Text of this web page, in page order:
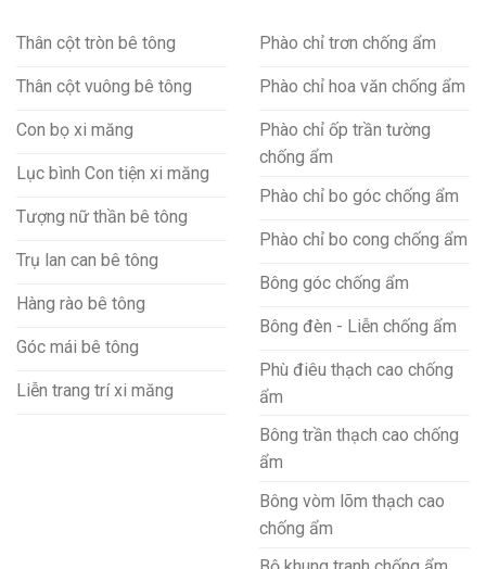
Thân cột tròn bê tông
Thân cột vuông bê tông
Con bọ xi măng
Lục bình Con tiện xi măng
Tượng nữ thần bê tông
Trụ lan can bê tông
Hàng rào bê tông
Góc mái bê tông
Liễn trang trí xi măng
Phào chỉ trơn chống ẩm
Phào chỉ hoa văn chống ẩm
Phào chỉ ốp trần tường
chống ẩm
Phào chỉ bo góc chống ẩm
Phào chỉ bo cong chống ẩm
Bông góc chống ẩm
Bông đèn - Liễn chống ẩm
Phù điêu thạch cao chống
ẩm
Bông trần thạch cao chống
ẩm
Bông vòm lõm thạch cao
chống ẩm